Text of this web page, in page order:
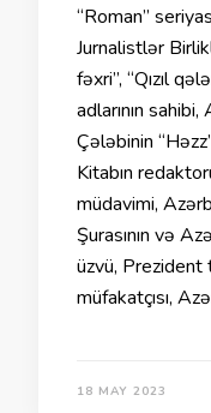
“Roman”
Jurnalistlər
fəxri”, “Qızıl
adlarının sahibi,
Çələbinin
Kitabın
müdavimi,
Şurasının və
üzvü, Prezident
müfakatçısı,
18 MAY 2023